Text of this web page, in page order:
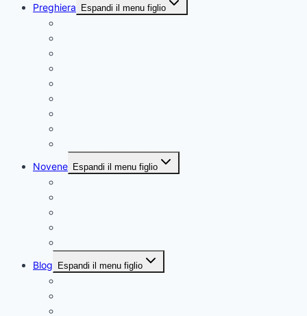
Preghiera Espandi il menu figlio
Novene Espandi il menu figlio
Blog Espandi il menu figlio